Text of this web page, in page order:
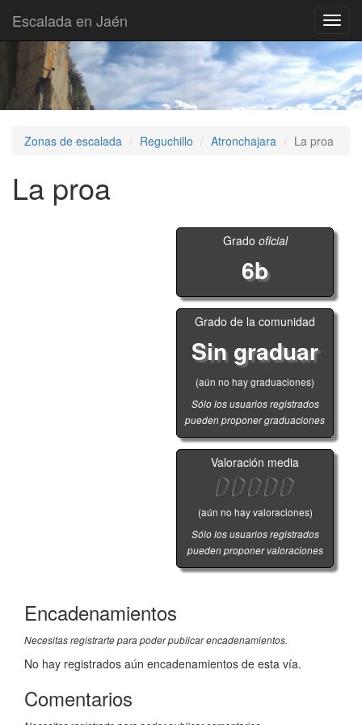
Escalada en Jaén
Zonas de escalada Reguchillo Atronchajara La proa
La proa
Grado oficial
6b
Grado de la comunidad
Sin graduar
(aún no hay graduaciones)
Sólo los usuarios registrados
pueden proponer graduaciones
Valoración media
(aún no hay valoraciones)
Sólo los usuarios registrados
pueden proponer valoraciones
Encadenamientos
Necesitas registrarte para poder publicar encadenamientos.
No hay registrados aún encadenamientos de esta vía.
Comentarios